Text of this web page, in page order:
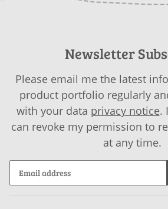
Newsletter
Please email me the latest
product portfolio regularly
with your data privacy notice.
can revoke my permission to
at any time.